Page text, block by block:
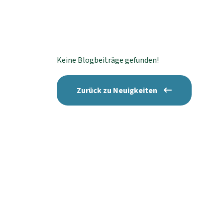
Keine Blogbeiträge gefunden!
Zurück zu Neuigkeiten